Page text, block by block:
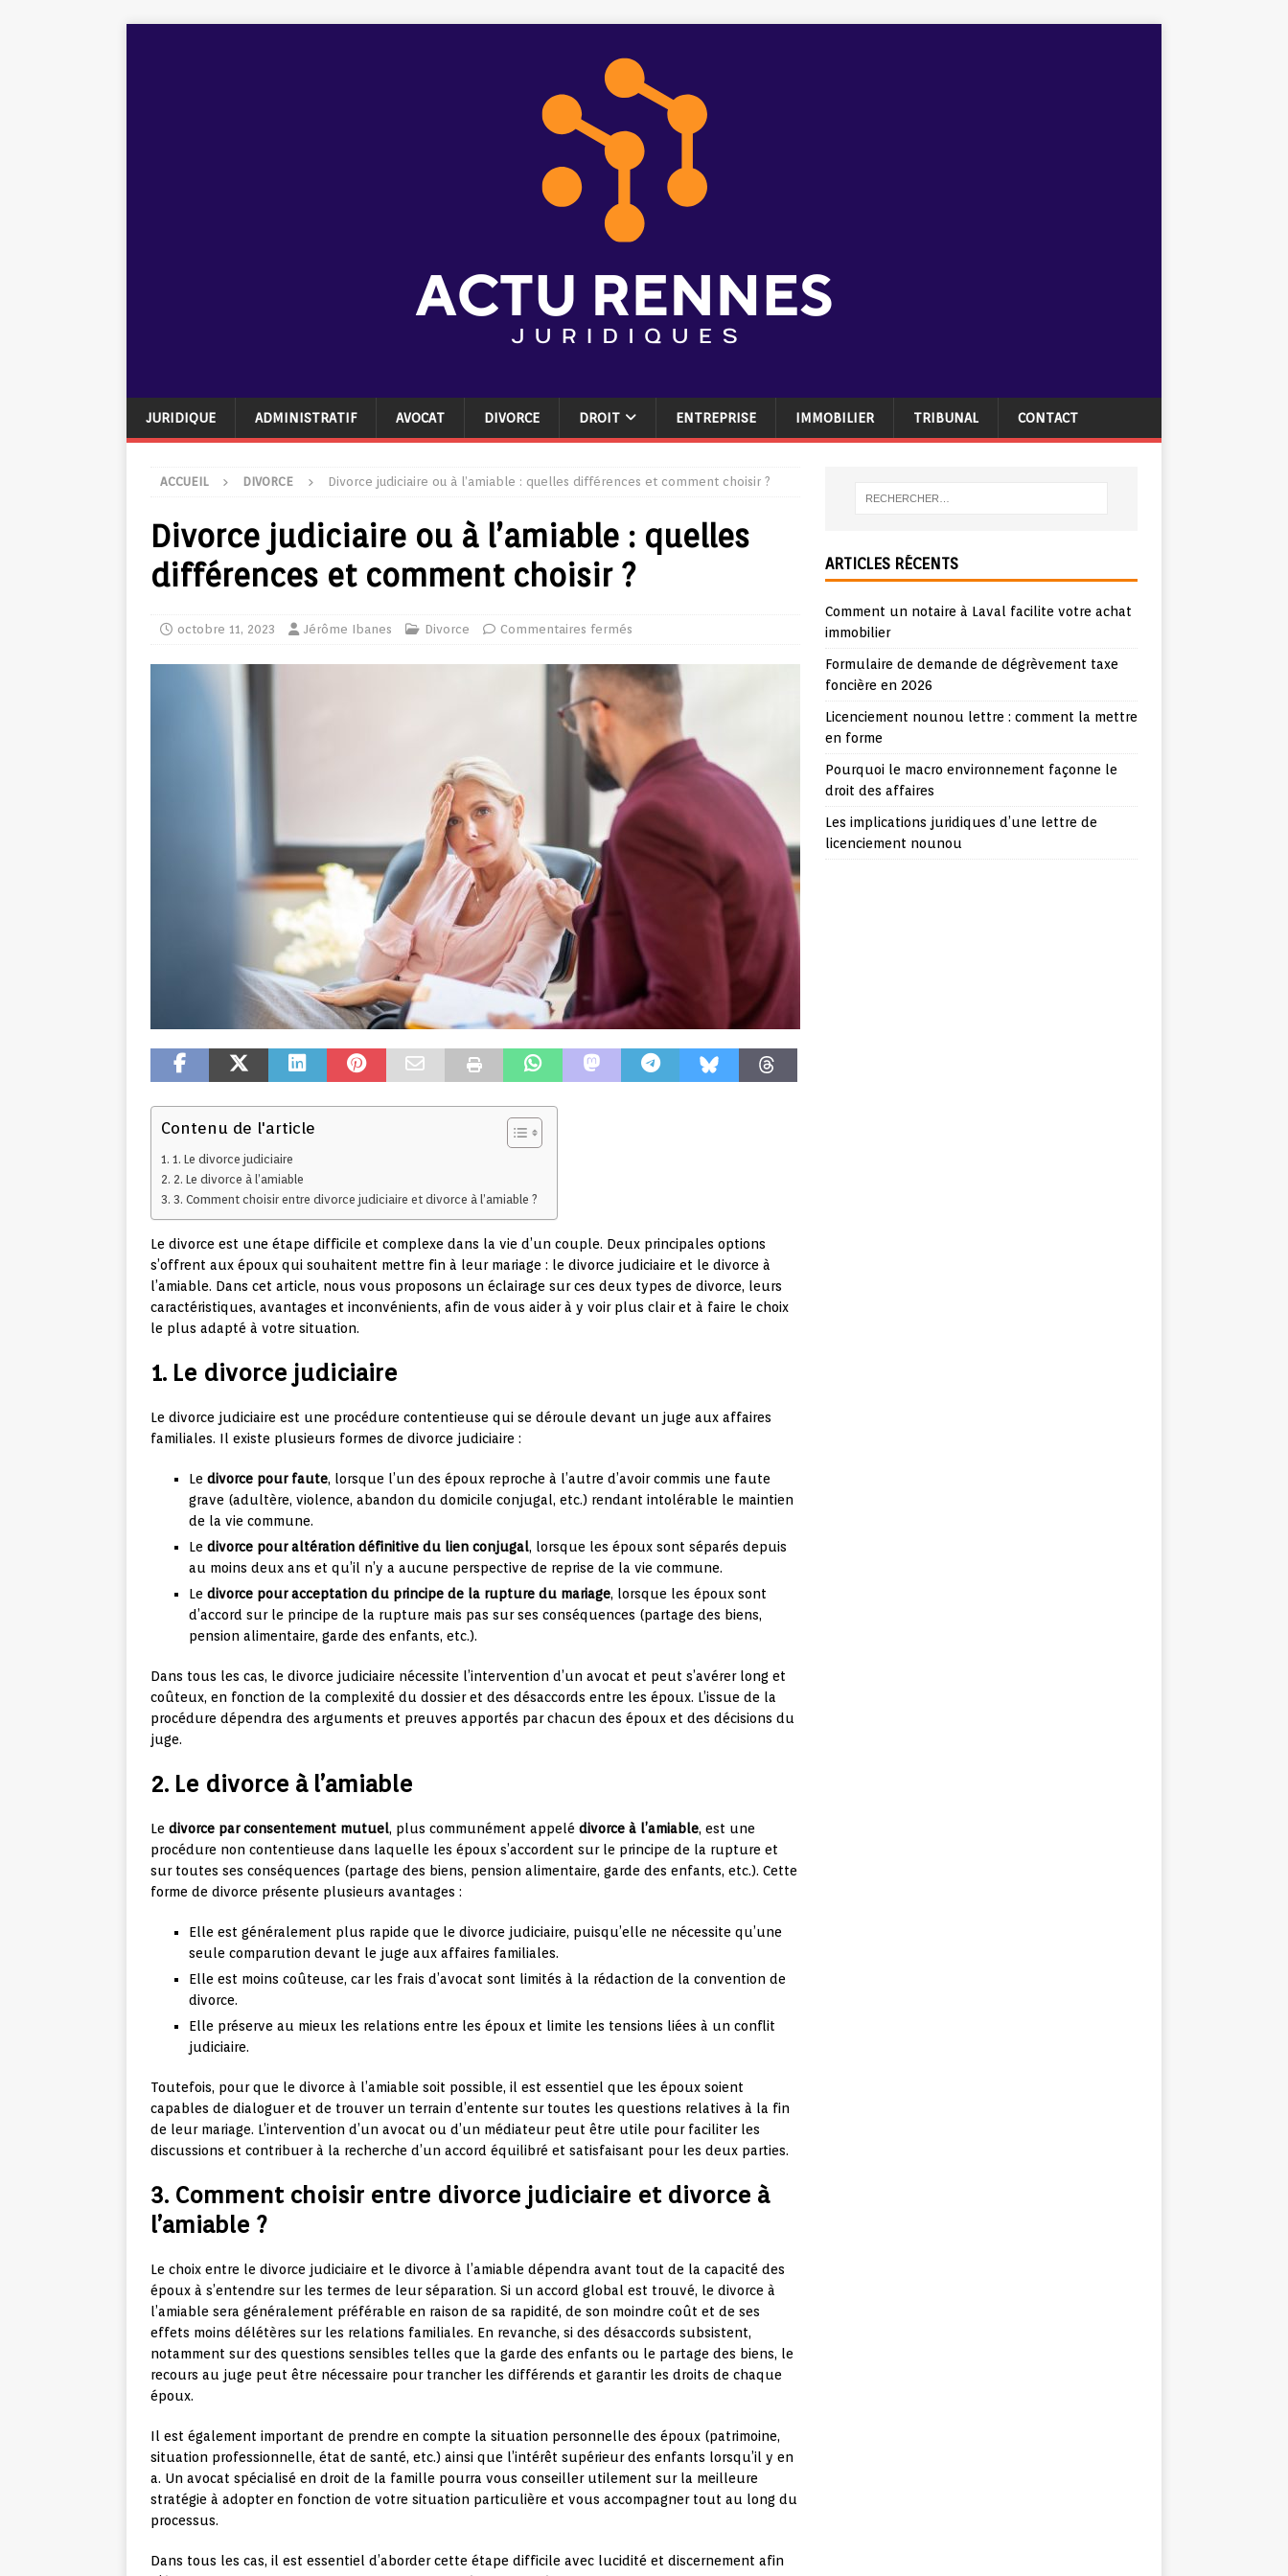
JURIDIQUE ADMINISTRATIF AVOCAT DIVORCE DROIT ENTREPRISE IMMOBILIER TRIBUNAL CONTACT
ACCUEIL DIVORCE Divorce judiciaire ou à l’amiable : quelles différences et comment choisir ?
Divorce judiciaire ou à l’amiable : quelles
différences et comment choisir ?
octobre 11, 2023 Jérôme Ibanes Divorce Commentaires fermés
Contenu de l'article
1. Le divorce judiciaire
2. Le divorce à l’amiable
3. Comment choisir entre divorce judiciaire et divorce à l’amiable ?
Le divorce est une étape difficile et complexe dans la vie d’un couple. Deux principales options
s’offrent aux époux qui souhaitent mettre fin à leur mariage : le divorce judiciaire et le divorce à
l’amiable. Dans cet article, nous vous proposons un éclairage sur ces deux types de divorce, leurs
caractéristiques, avantages et inconvénients, afin de vous aider à y voir plus clair et à faire le choix
le plus adapté à votre situation.
1. Le divorce judiciaire
Le divorce judiciaire est une procédure contentieuse qui se déroule devant un juge aux affaires
familiales. Il existe plusieurs formes de divorce judiciaire :
Le divorce pour faute, lorsque l’un des époux reproche à l’autre d’avoir commis une faute
grave (adultère, violence, abandon du domicile conjugal, etc.) rendant intolérable le maintien
de la vie commune.
Le divorce pour altération définitive du lien conjugal, lorsque les époux sont séparés depuis
au moins deux ans et qu’il n’y a aucune perspective de reprise de la vie commune.
Le divorce pour acceptation du principe de la rupture du mariage, lorsque les époux sont
d’accord sur le principe de la rupture mais pas sur ses conséquences (partage des biens,
pension alimentaire, garde des enfants, etc.).
Dans tous les cas, le divorce judiciaire nécessite l’intervention d’un avocat et peut s’avérer long et
coûteux, en fonction de la complexité du dossier et des désaccords entre les époux. L’issue de la
procédure dépendra des arguments et preuves apportés par chacun des époux et des décisions du
juge.
2. Le divorce à l’amiable
Le divorce par consentement mutuel, plus communément appelé divorce à l’amiable, est une
procédure non contentieuse dans laquelle les époux s’accordent sur le principe de la rupture et
sur toutes ses conséquences (partage des biens, pension alimentaire, garde des enfants, etc.). Cette
forme de divorce présente plusieurs avantages :
Elle est généralement plus rapide que le divorce judiciaire, puisqu’elle ne nécessite qu’une
seule comparution devant le juge aux affaires familiales.
Elle est moins coûteuse, car les frais d’avocat sont limités à la rédaction de la convention de
divorce.
Elle préserve au mieux les relations entre les époux et limite les tensions liées à un conflit
judiciaire.
Toutefois, pour que le divorce à l’amiable soit possible, il est essentiel que les époux soient
capables de dialoguer et de trouver un terrain d’entente sur toutes les questions relatives à la fin
de leur mariage. L’intervention d’un avocat ou d’un médiateur peut être utile pour faciliter les
discussions et contribuer à la recherche d’un accord équilibré et satisfaisant pour les deux parties.
3. Comment choisir entre divorce judiciaire et divorce à
l’amiable ?
Le choix entre le divorce judiciaire et le divorce à l’amiable dépendra avant tout de la capacité des
époux à s’entendre sur les termes de leur séparation. Si un accord global est trouvé, le divorce à
l’amiable sera généralement préférable en raison de sa rapidité, de son moindre coût et de ses
effets moins délétères sur les relations familiales. En revanche, si des désaccords subsistent,
notamment sur des questions sensibles telles que la garde des enfants ou le partage des biens, le
recours au juge peut être nécessaire pour trancher les différends et garantir les droits de chaque
époux.
Il est également important de prendre en compte la situation personnelle des époux (patrimoine,
situation professionnelle, état de santé, etc.) ainsi que l’intérêt supérieur des enfants lorsqu’il y en
a. Un avocat spécialisé en droit de la famille pourra vous conseiller utilement sur la meilleure
stratégie à adopter en fonction de votre situation particulière et vous accompagner tout au long du
processus.
Dans tous les cas, il est essentiel d’aborder cette étape difficile avec lucidité et discernement afin
ARTICLES RÉCENTS
Comment un notaire à Laval facilite votre achat
immobilier
Formulaire de demande de dégrèvement taxe
foncière en 2026
Licenciement nounou lettre : comment la mettre
en forme
Pourquoi le macro environnement façonne le
droit des affaires
Les implications juridiques d’une lettre de
licenciement nounou